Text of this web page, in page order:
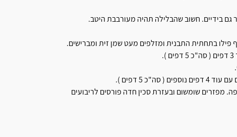
גם בידיים. חשוב שהבלילה תהיה מעורבבת היטב.
פילו בתחתית התבנית ומזלפים מעט שמן זית ומברישים.
5 דפים ).
מפזרים שומשום ובעזרת סכין חדה פורסים לריבועים